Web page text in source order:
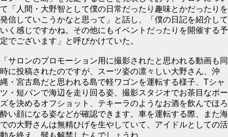
て「人間・大野智として僕の日常だったり趣味とかだったりを
発信していこうかなと思って」と話し、「僕の日記を紹介して
いく感じですかね。その他にもイベントだったりを開催する予
定でございます」と呼びかけていた。
「サロンのプロモーション用に撮影されたと思われる動画も同
時に投稿されたのですが、スーツ姿の凛々しい大野さん、沖
縄・宮古島だと思われる島で軽ワゴンを運転する様子、Tシャ
ツ・短パンで海辺を走り回る姿、撮影スタジオでお茶目なポー
ズを決めるオフショット、テキーラのようなお酒を飲んでほろ
酔い顔になる姿などが確認できます。車を運転する際、また海
での大野さんは無精ひげを生やしていて、アイドルとしての活
動を終え、髭も解禁したんでしょうね。